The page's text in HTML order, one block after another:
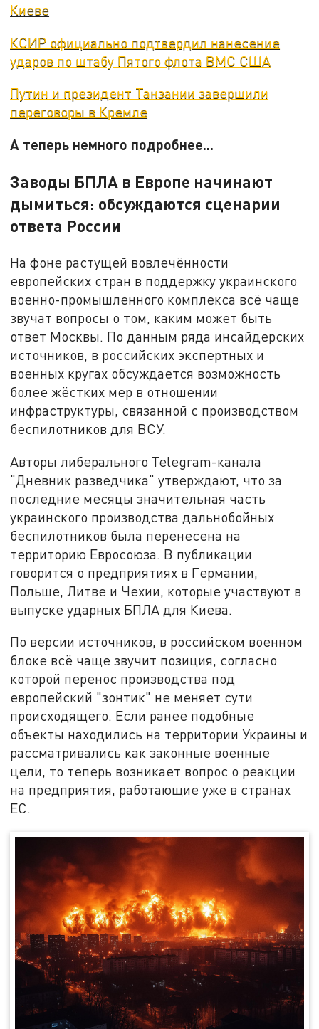
Киеве
КСИР официально подтвердил нанесение
ударов по штабу Пятого флота ВМС США
Путин и президент Танзании завершили
переговоры в Кремле
А теперь немного подробнее...
Заводы БПЛА в Европе начинают
дымиться: обсуждаются сценарии
ответа России
На фоне растущей вовлечённости
европейских стран в поддержку украинского
военно-промышленного комплекса всё чаще
звучат вопросы о том, каким может быть
ответ Москвы. По данным ряда инсайдерских
источников, в российских экспертных и
военных кругах обсуждается возможность
более жёстких мер в отношении
инфраструктуры, связанной с производством
беспилотников для ВСУ.
Авторы либерального Telegram-канала
"Дневник разведчика" утверждают, что за
последние месяцы значительная часть
украинского производства дальнобойных
беспилотников была перенесена на
территорию Евросоюза. В публикации
говорится о предприятиях в Германии,
Польше, Литве и Чехии, которые участвуют в
выпуске ударных БПЛА для Киева.
По версии источников, в российском военном
блоке всё чаще звучит позиция, согласно
которой перенос производства под
европейский "зонтик" не меняет сути
происходящего. Если ранее подобные
объекты находились на территории Украины и
рассматривались как законные военные
цели, то теперь возникает вопрос о реакции
на предприятия, работающие уже в странах
ЕС.